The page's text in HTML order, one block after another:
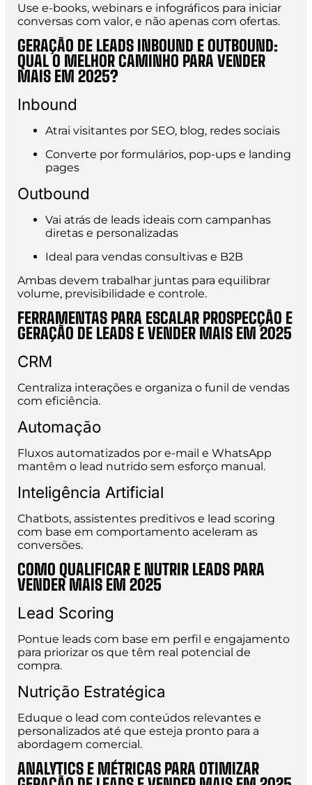
Use e-books, webinars e infográficos para iniciar
conversas com valor, e não apenas com ofertas.
GERAÇÃO DE LEADS INBOUND E OUTBOUND:
QUAL O MELHOR CAMINHO PARA VENDER
MAIS EM 2025?
Inbound
Atrai visitantes por SEO, blog, redes sociais
Converte por formulários, pop-ups e landing
pages
Outbound
Vai atrás de leads ideais com campanhas
diretas e personalizadas
Ideal para vendas consultivas e B2B
Ambas devem trabalhar juntas para equilibrar
volume, previsibilidade e controle.
FERRAMENTAS PARA ESCALAR PROSPECÇÃO E
GERAÇÃO DE LEADS E VENDER MAIS EM 2025
CRM
Centraliza interações e organiza o funil de vendas
com eficiência.
Automação
Fluxos automatizados por e-mail e WhatsApp
mantêm o lead nutrido sem esforço manual.
Inteligência Artificial
Chatbots, assistentes preditivos e lead scoring
com base em comportamento aceleram as
conversões.
COMO QUALIFICAR E NUTRIR LEADS PARA
VENDER MAIS EM 2025
Lead Scoring
Pontue leads com base em perfil e engajamento
para priorizar os que têm real potencial de
compra.
Nutrição Estratégica
Eduque o lead com conteúdos relevantes e
personalizados até que esteja pronto para a
abordagem comercial.
ANALYTICS E MÉTRICAS PARA OTIMIZAR